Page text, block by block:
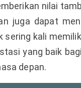
nilai
juga dapat
sering kali
yang baik
depan.